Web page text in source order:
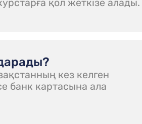
қол жеткізе алады.
кез келген
банк картасына ала